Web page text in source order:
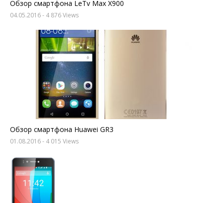
Обзор смартфона LeTv Max X900
04.05.2016- 4 876 Views
Обзор смартфона Huawei GR3
01.08.2016- 4 015 Views